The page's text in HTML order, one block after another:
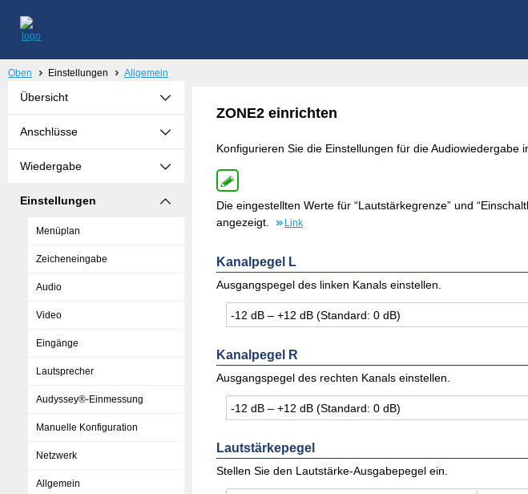
Oben Einstellungen Allgemein
Übersicht
Anschlüsse
Wiedergabe
Einstellungen
Menüplan
Zeicheneingabe
Audio
Video
Eingänge
Lautsprecher
Audyssey®-Einmessung
Manuelle Konfiguration
Netzwerk
Allgemein
ZONE2 einrichten
Konfigurieren Sie die Einstellungen für die Audiowiedergabe
Die eingestellten Werte für “Lautstärkegrenze” und
angezeigt.
Link
Kanalpegel L
Ausgangspegel des linken Kanals einstellen.
-12 dB – +12 dB (Stan­dard: 0 dB)
Kanalpegel R
Ausgangspegel des rechten Kanals einstellen.
-12 dB – +12 dB (Stan­dard: 0 dB)
Lautstärkepegel
Stellen Sie den Lautstärke-Ausgabepegel ein.